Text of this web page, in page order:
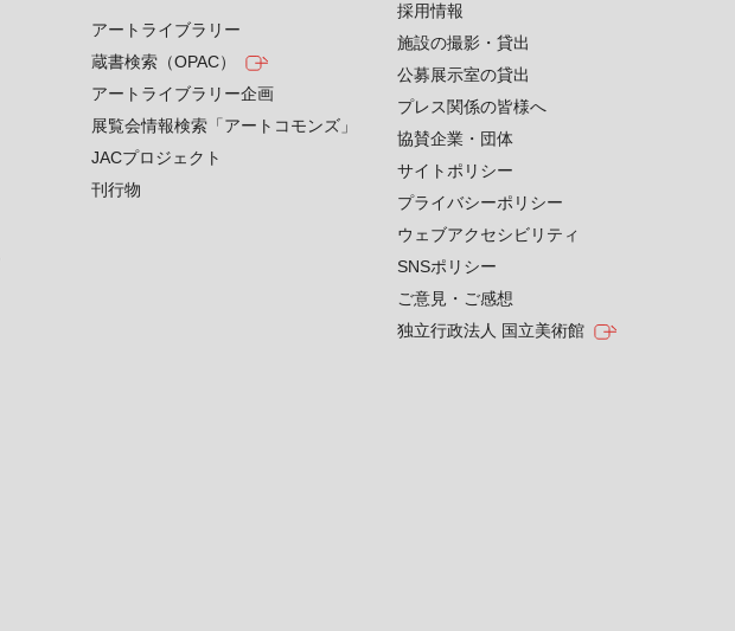
アートライブラリー
蔵書検索（OPAC）
アートライブラリー企画
展覧会情報検索「アートコモンズ」
JACプロジェクト
刊行物
採用情報
施設の撮影・貸出
公募展示室の貸出
プレス関係の皆様へ
協賛企業・団体
サイトポリシー
プライバシーポリシー
ウェブアクセシビリティ
SNSポリシー
ご意見・ご感想
独立行政法人 国立美術館